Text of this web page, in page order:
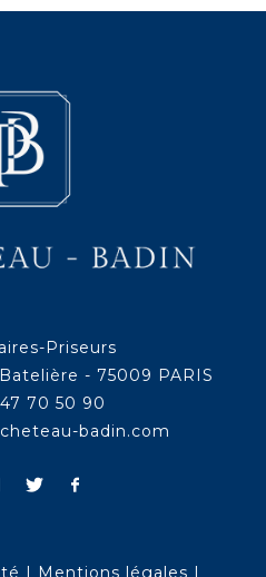
Priseurs
- 75009 PARIS
70 50 90
badin.com
| Mentions légales |